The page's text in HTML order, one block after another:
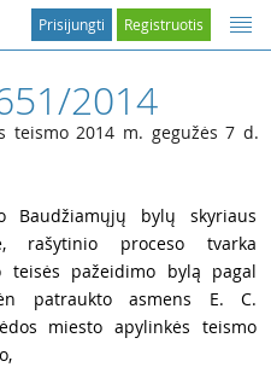
Registruotis
Prisijungti
2014
teismo 2014 m. gegužės 7 d.
Baudžiamųjų bylų skyriaus
rašytinio proceso tvarka
teisės pažeidimo bylą pagal
patraukto asmens E. C.
miesto apylinkės teismo